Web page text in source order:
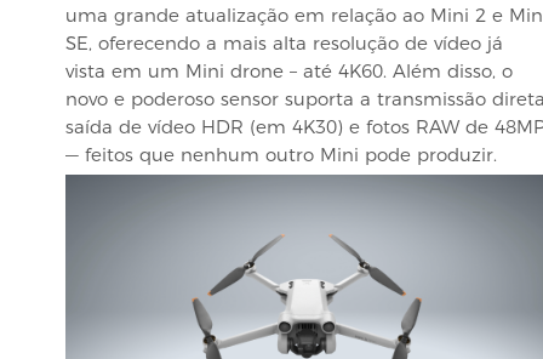
uma grande atualização em relação ao Mini 2 e
SE, oferecendo a mais alta resolução de vídeo já
vista em um Mini drone – até 4K60. Além disso, o
novo e poderoso sensor suporta a transmissão
saída de vídeo HDR (em 4K30) e fotos RAW de
— feitos que nenhum outro Mini pode produzir.